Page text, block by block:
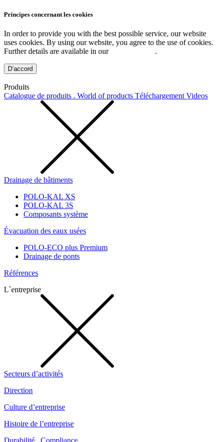
Principes concernant les cookies
In order to provide you with the best possible service, our website
uses cookies. By using our website, you agree to the use of cookies.
Further details are available in our
.
D’accord
Produits
Catalogue de produits . World of products Téléchargement Videos
Drainage de bâtiments
POLO-KAL XS
POLO-KAL 3S
Composants système
Évacuation des eaux usées
POLO-ECO plus Premium
Drainage de ponts
Références
L`entreprise
Secteurs d’activités
Direction
Culture d’entreprise
Histoire de l’entreprise